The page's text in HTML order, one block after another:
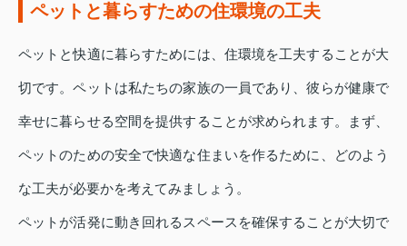
ペットと暮らすための住環境の工夫
ペットと快適に暮らすためには、住環境を工夫することが大
切です。ペットは私たちの家族の一員であり、彼らが健康で
幸せに暮らせる空間を提供することが求められます。まず、
ペットのための安全で快適な住まいを作るために、どのよう
な工夫が必要かを考えてみましょう。
ペットが活発に動き回れるスペースを確保することが大切で